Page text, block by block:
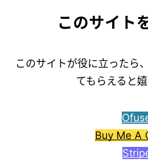
このサイト
このサイトが役に立ったら
てもらえると嬉
Buy Me A